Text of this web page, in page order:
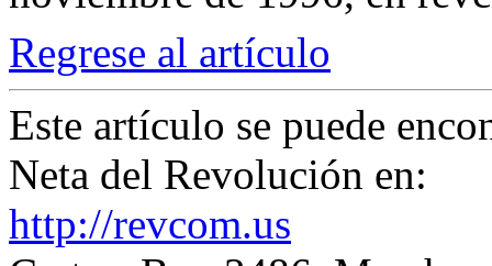
Regrese al artículo
Este artículo se puede
Neta del Revolución en:
http://revcom.us